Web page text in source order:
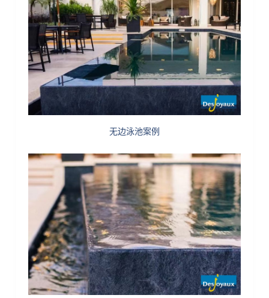
无边泳池案例